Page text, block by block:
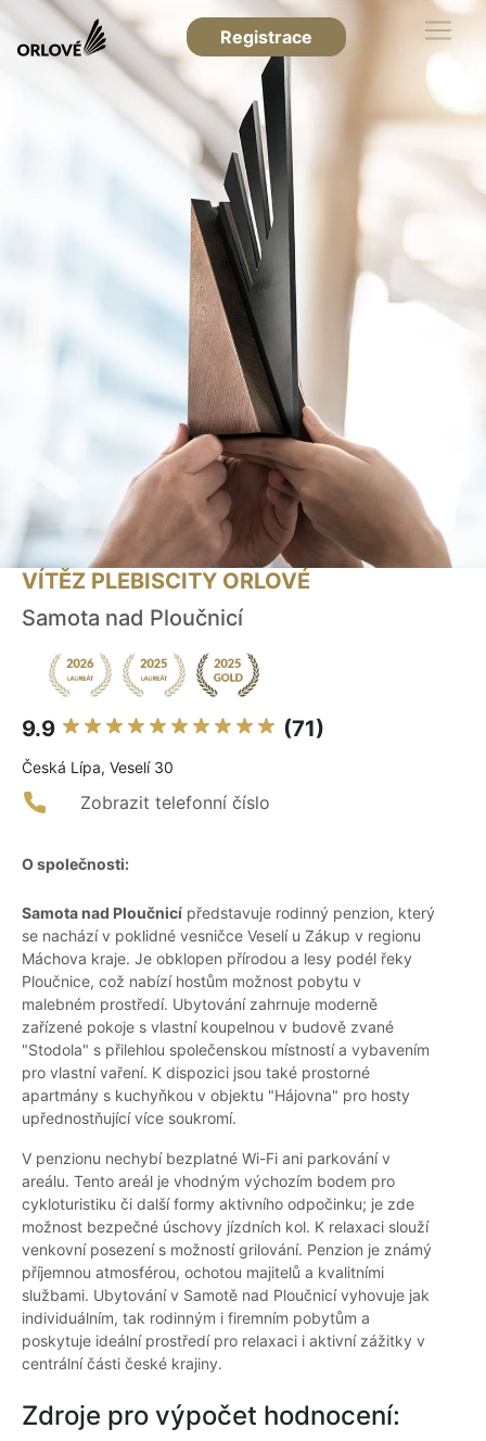
Registrace
VÍTĚZ PLEBISCITY ORLOVÉ
Samota nad Ploučnicí
9.9 (71)
Česká Lípa, Veselí 30
Zobrazit telefonní číslo
O společnosti:
Samota nad Ploučnicí představuje rodinný penzion, který
se nachází v poklidné vesničce Veselí u Zákup v regionu
Máchova kraje. Je obklopen přírodou a lesy podél řeky
Ploučnice, což nabízí hostům možnost pobytu v
malebném prostředí. Ubytování zahrnuje moderně
zařízené pokoje s vlastní koupelnou v budově zvané
"Stodola" s přilehlou společenskou místností a vybavením
pro vlastní vaření. K dispozici jsou také prostorné
apartmány s kuchyňkou v objektu "Hájovna" pro hosty
upřednostňující více soukromí.
V penzionu nechybí bezplatné Wi-Fi ani parkování v
areálu. Tento areál je vhodným výchozím bodem pro
cykloturistiku či další formy aktivního odpočinku; je zde
možnost bezpečné úschovy jízdních kol. K relaxaci slouží
venkovní posezení s možností grilování. Penzion je známý
příjemnou atmosférou, ochotou majitelů a kvalitními
službami. Ubytování v Samotě nad Ploučnicí vyhovuje jak
individuálním, tak rodinným i firemním pobytům a
poskytuje ideální prostředí pro relaxaci i aktivní zážitky v
centrální části české krajiny.
Zdroje pro výpočet hodnocení: